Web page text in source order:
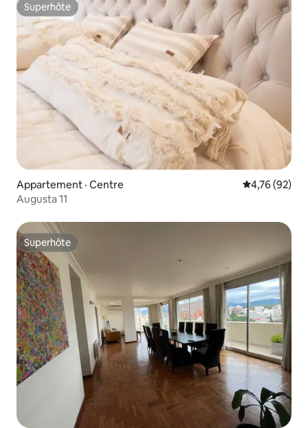
Superhôte
Superhôte
Appartement · Centre Note
4,76 (92)
Augusta 11
Superhôte
Superhôte